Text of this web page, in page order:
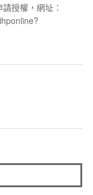
授權，網址：